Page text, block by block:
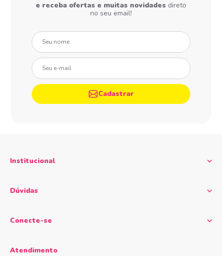
e receba ofertas e muitas novidades direto
no seu email!
Seu nome
Seu e-mail
Cadastrar
Institucional
Dúvidas
Conecte-se
Atendimento